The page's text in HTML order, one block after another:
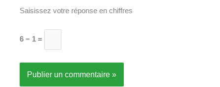
Saisissez votre réponse en chiffres
6 − 1 =